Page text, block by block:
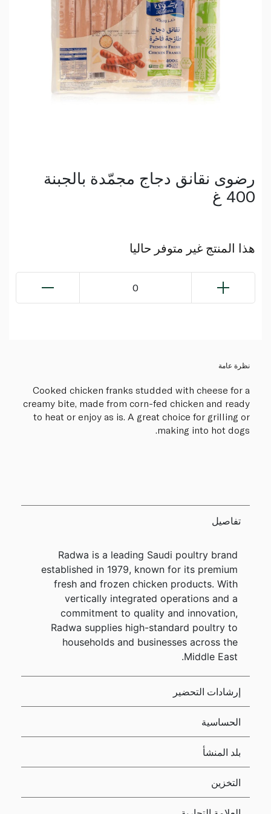
رضوى نقانق دجاج مجمّدة بالجبنة
400 غ
هذا المنتج غير متوفر حاليا
0
نظرة عامة
Cooked chicken franks studded with cheese for a
creamy bite, made from corn-fed chicken and ready
to heat or enjoy as is. A great choice for grilling or
making into hot dogs.
تفاصيل
Radwa is a leading Saudi poultry brand
established in 1979, known for its premium
fresh and frozen chicken products. With
vertically integrated operations and a
commitment to quality and innovation,
Radwa supplies high-standard poultry to
households and businesses across the
Middle East.
إرشادات التحضير
الحساسية
بلد المنشأ
التخزين